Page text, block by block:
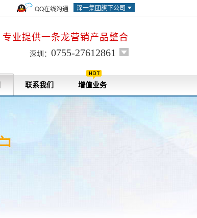
深一集团旗下公司
QQ在线沟通
专业提供一条龙营销产品整合
深圳： 0755-27612861
联系我们 增值业务